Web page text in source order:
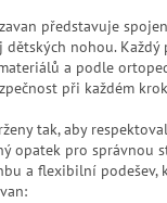
představuje
dětských nohou.
a podle
při každém
tak, aby
opatek pro správnou
a flexibilní podešev,